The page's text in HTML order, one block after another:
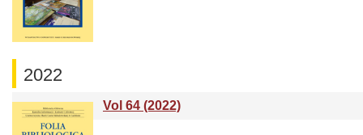
2022
Vol 64 (2022)